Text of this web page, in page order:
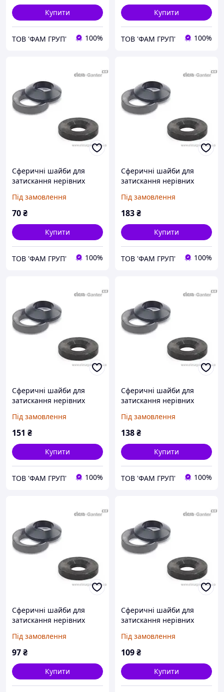
Купити
ТОВ 'ФАМ ГРУП' 100%
Купити
ТОВ 'ФАМ ГРУП' 100%
Сферичні шайби для
затискання нерівних
D
Під замовлення
70₴
Купити
ТОВ 'ФАМ ГРУП' 100%
Сферичні шайби для
затискання нерівних
G
Під замовлення
183₴
Купити
ТОВ 'ФАМ ГРУП' 100%
Сферичні шайби для
затискання нерівних
Під замовлення
151 ₴
Купити
ТОВ 'ФАМ ГРУП' 100%
Сферичні шайби для
затискання нерівних
D
Під замовлення
138₴
Купити
ТОВ 'ФАМ ГРУП' 100%
Сферичні шайби для
затискання нерівних
Під замовлення
97₴
Купити
Сферичні шайби для
затискання нерівних
Під замовлення
109₴
Купити